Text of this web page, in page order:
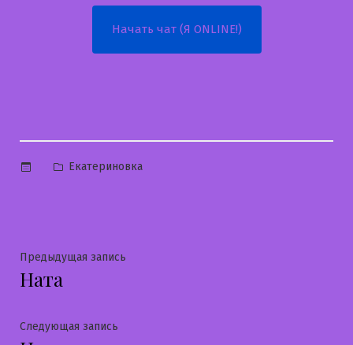
Начать чат (Я ONLINE!)
Опубликовано
Екатериновка
Навигация
по
записям
Предыдущая запись
Ната
Следующая запись